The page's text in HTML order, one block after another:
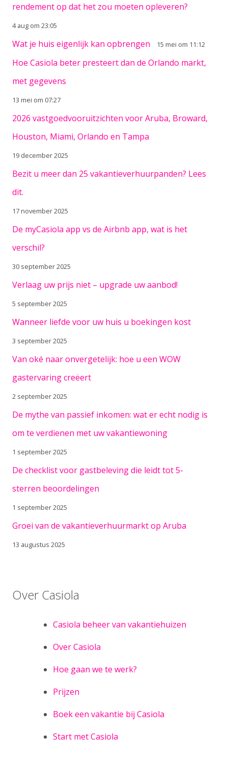
rendement op dat het zou moeten opleveren?
4 aug om 23:05
Wat je huis eigenlijk kan opbrengen 15 mei om 11:12
Hoe Casiola beter presteert dan de Orlando markt,
met gegevens
13 mei om 07:27
2026 vastgoedvooruitzichten voor Aruba, Broward,
Houston, Miami, Orlando en Tampa
19 december 2025
Bezit u meer dan 25 vakantieverhuurpanden? Lees
dit.
17 november 2025
De myCasiola app vs de Airbnb app, wat is het
verschil?
30 september 2025
Verlaag uw prijs niet – upgrade uw aanbod!
5 september 2025
Wanneer liefde voor uw huis u boekingen kost
3 september 2025
Van oké naar onvergetelijk: hoe u een WOW
gastervaring creëert
2 september 2025
De mythe van passief inkomen: wat er echt nodig is
om te verdienen met uw vakantiewoning
1 september 2025
De checklist voor gastbeleving die leidt tot 5-
sterren beoordelingen
1 september 2025
Groei van de vakantieverhuurmarkt op Aruba
13 augustus 2025
Over Casiola
Casiola beheer van vakantiehuizen
Over Casiola
Hoe gaan we te werk?
Prijzen
Boek een vakantie bij Casiola
Start met Casiola